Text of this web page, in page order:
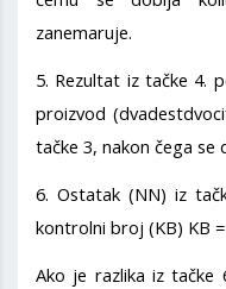
zanemaruje.
5. Rezultat iz tačke 4.
proizvod
tačke 3, nakon čega
6. Ostatak (NN) iz
kontrolni broj (KB) KB
Ako je razlika iz tačke